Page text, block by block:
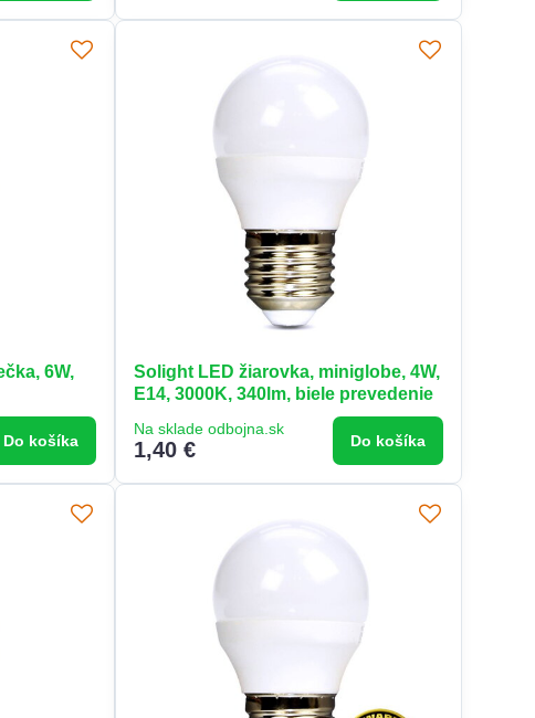
6W,
Do košíka
Solight LED žiarovka, miniglobe, 4W,
E14, 3000K, 340lm, biele prevedenie
Na sklade odbojna.sk
1,40 € Do košíka